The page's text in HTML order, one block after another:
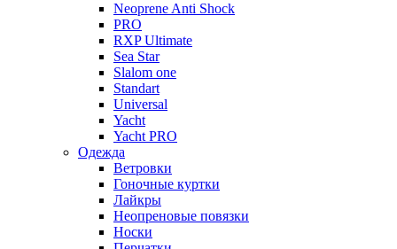
Neoprene Anti Shock
PRO
RXP Ultimate
Sea Star
Slalom one
Standart
Universal
Yacht
Yacht PRO
Одежда
Ветровки
Гоночные куртки
Лайкры
Неопреновые повязки
Носки